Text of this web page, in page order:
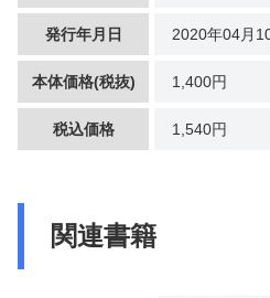
発行年月日 2020年04月
本体価格(税抜) 1,400円
税込価格 1,540円
関連書籍